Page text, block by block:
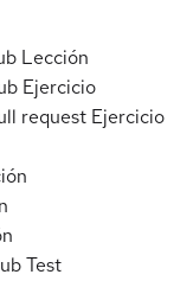
Lección
Ejercicio
request Ejercicio
Test